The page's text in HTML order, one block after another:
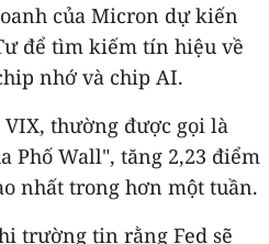
của Micron dự kiến
để tìm kiếm tín hiệu về
nhớ và chip AI.
VIX, thường được gọi là
Phố Wall", tăng 2,23 điểm
nhất trong hơn một tuần.
trường tin rằng Fed sẽ